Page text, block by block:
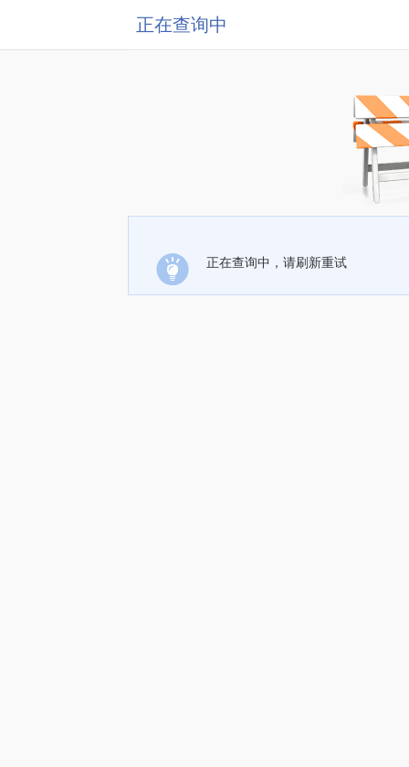
正在查询中
正在查询中，请刷新重试